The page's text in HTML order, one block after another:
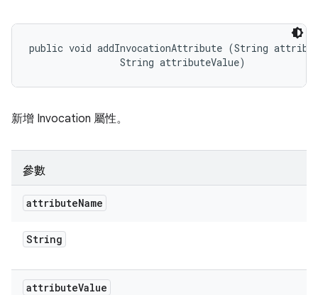
public void addInvocationAttribute (String
                String attributeValue)
新增 Invocation 屬性。
參數
attributeName
String
attributeValue